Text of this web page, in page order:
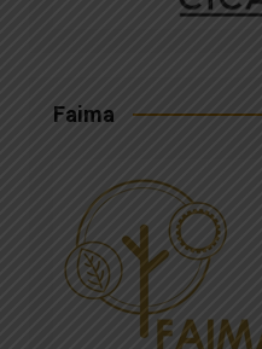
Faima